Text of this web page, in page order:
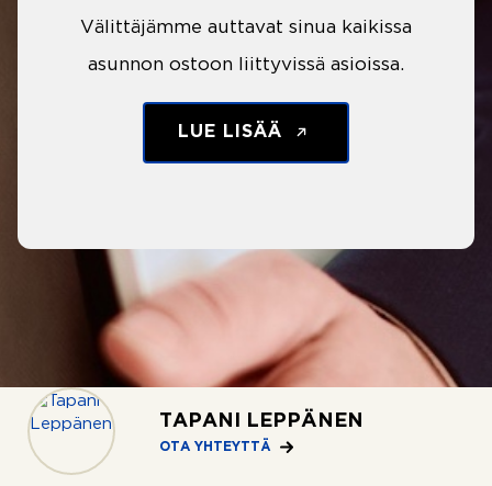
TAPANI LEPPÄNEN
OTA YHTEYTTÄ
Välittäjämme auttavat sinua kaikissa
asunnon ostoon liittyvissä asioissa.
LUE LISÄÄ